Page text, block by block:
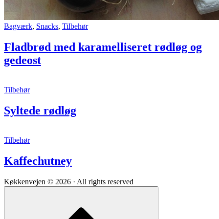
Fladbrød
karamelliseret
rødløg
og
Bagværk, Snacks, Tilbehør
Fladbrød med karamelliseret rødløg og
gedeost
Syltede
Tilbehør
Syltede rødløg
Kaffechutney
Tilbehør
Kaffechutney
Køkkenvejen © 2026 · All rights reserved